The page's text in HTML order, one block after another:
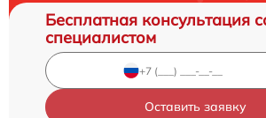
Бесплатная консультация
специалистом
Оставить заявку